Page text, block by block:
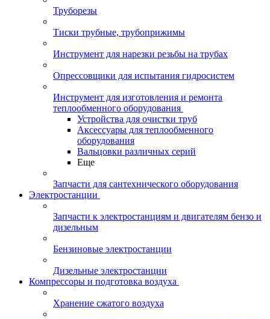
Труборезы
Тиски трубные, трубоприжимы
Инструмент для нарезки резьбы на трубах
Опрессовщики для испытания гидросистем
Инструмент для изготовления и ремонта
теплообменного оборудования
Устройства для очистки труб
Аксессуары для теплообменного
оборудования
Вальцовки различных серий
Еще
Запчасти для сантехнического оборудования
Электростанции
Запчасти к электростанциям и двигателям бензо и
дизельным
Бензиновые электростанции
Дизельные электростанции
Компрессоры и подготовка воздуха
Хранение сжатого воздуха